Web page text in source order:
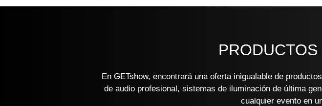
En GETshow, encontrará una oferta inigualable de
de audio profesional, sistemas de iluminación de última
cualquier evento en